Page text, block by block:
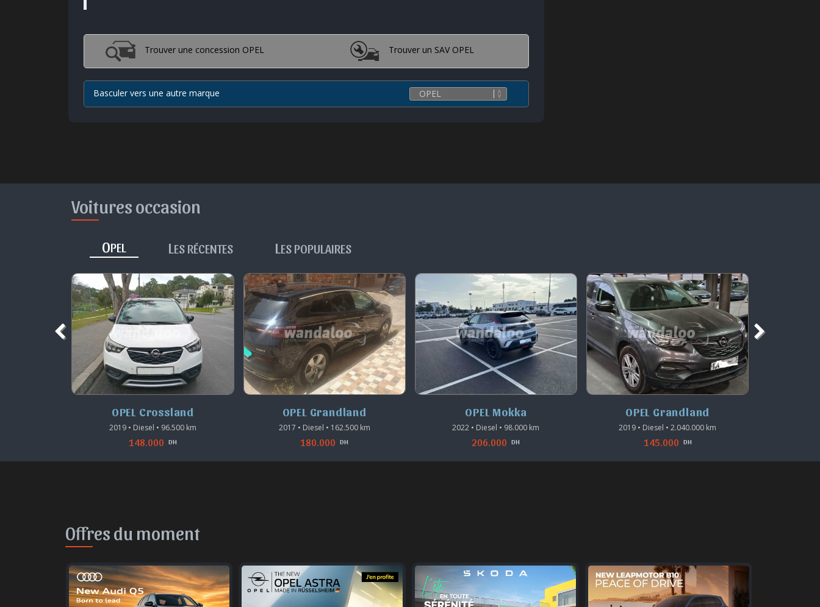
Trouver une concession OPEL Trouver un SAV OPEL
Basculer vers une autre marque
Voitures occasion
OPEL L ES RÉCENTES L ES POPULAIRES
OPEL Grandland
2017 • Diesel • 162.500 km
180.000 DH
OPEL Mokka
2022 • Diesel • 98.000 km
206.000 DH
OPEL Grandland
2019 • Diesel • 2.040.000 km
145.000 DH
OPEL Crossland
2020 • Diesel • 160.000 km
160.000 DH
Offres du moment